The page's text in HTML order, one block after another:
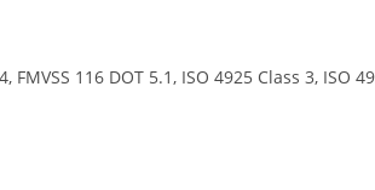
FMVSS 116 DOT 5.1, ISO 4925 Class 3, ISO